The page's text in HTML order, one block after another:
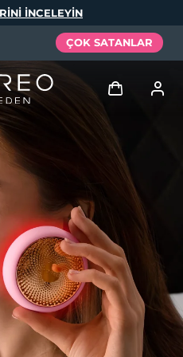
INCELEYIN
ÇOK SATANLAR
Kullanici profi̇li̇
Cihazlarım
Siparişlerim
Adresim
Aboneliklerim
Elixir
Set
Español
Português
Русский
繁體中文